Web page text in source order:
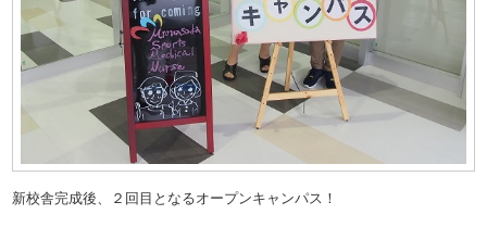
新校舎完成後、２回目となるオープンキャンパス！